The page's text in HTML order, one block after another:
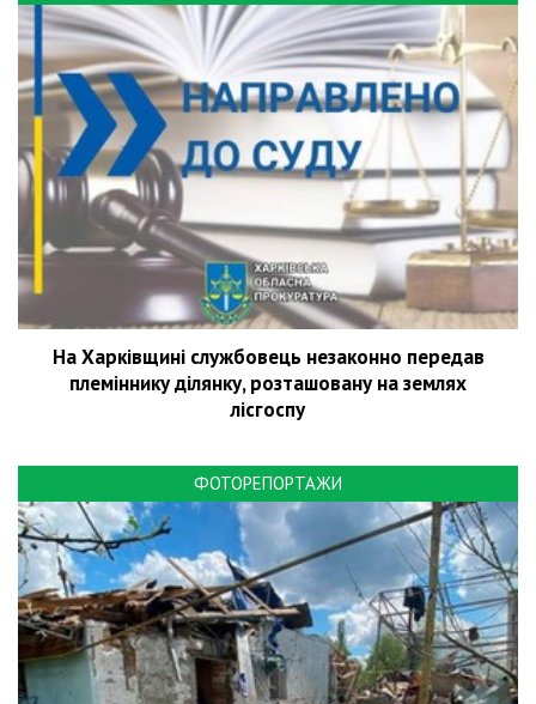
На Харківщині службовець незаконно передав
племіннику ділянку, розташовану на землях
лісгоспу
ФОТОРЕПОРТАЖИ